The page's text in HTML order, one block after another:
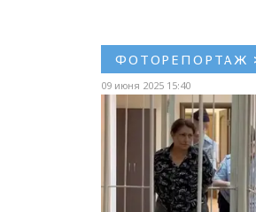
ФОТОРЕПОРТАЖ
09 июня 2025 15:40